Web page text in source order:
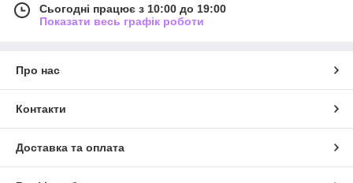
Сьогодні працює з 10:00 до 19:00
Показати весь графік роботи
Про нас
Контакти
Доставка та оплата